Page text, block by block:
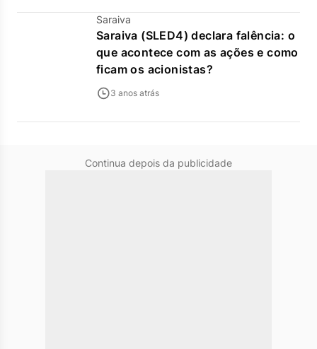
Saraiva
Saraiva (SLED4) declara falência: o
que acontece com as ações e como
ficam os acionistas?
3 anos atrás
Continua depois da publicidade